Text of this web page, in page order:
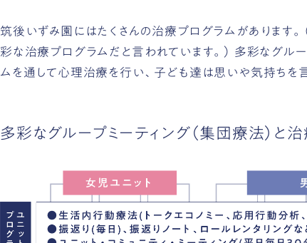
筑後いずみ園にはたくさんの治療プログラムがあります
彩な治療プログラムだと言われています。） 多彩なグル
ムを通して心理治療を行い、子ども達は思いや気持ちを
多彩なグループミーティング（集団療法）と